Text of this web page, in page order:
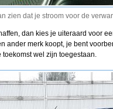
zien dat je stroom voor de
dan kies je uiteraard voor
ander merk koopt, je bent
wel zijn toegestaan.